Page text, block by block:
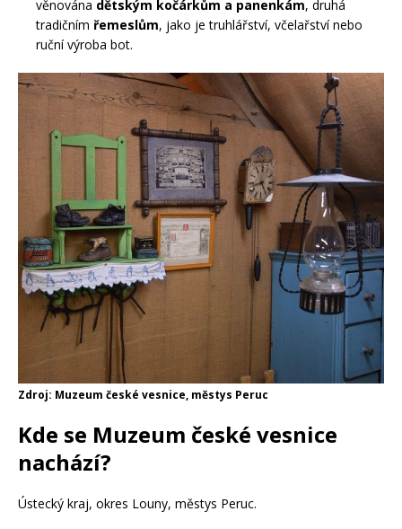
věnována dětským kočárkům a panenkám, druhá
tradičním řemeslům, jako je truhlářství, včelařství nebo
ruční výroba bot.
Zdroj: Muzeum české vesnice, městys Peruc
Kde se Muzeum české vesnice
nachází?
Ústecký kraj, okres Louny, městys Peruc.